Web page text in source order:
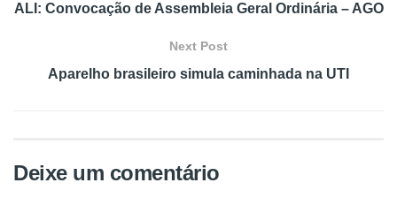
ALI: Convocação de Assembleia Geral Ordinária – AGO
Next Post
Aparelho brasileiro simula caminhada na UTI
Deixe um comentário